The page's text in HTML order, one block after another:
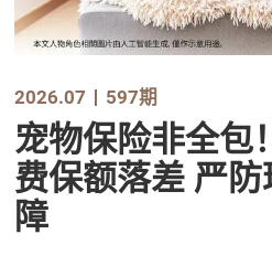
2026.07 597期
宠物保险非全包
费保额落差 严
障